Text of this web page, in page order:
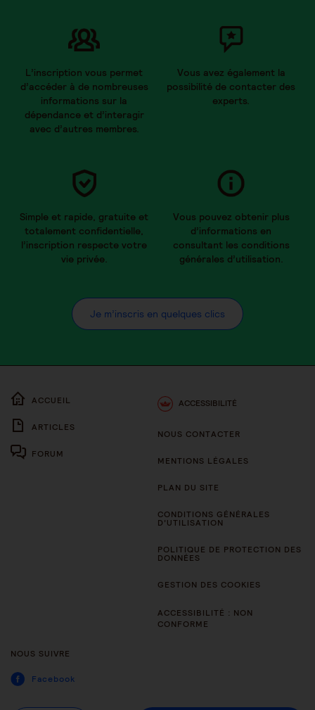
L’inscription vous permet
d’accéder à de nombreuses
informations sur la
dépendance et d’interagir
avec d’autres membres.
Vous avez également la
possibilité de contacter des
experts.
Simple et rapide, gratuite et
totalement confidentielle,
l’inscription respecte votre
vie privée.
Vous pouvez obtenir plus
d’informations en
consultant les conditions
générales d’utilisation.
Je m’inscris en quelques clics
ACCUEIL
ARTICLES
FORUM
ACCESSIBILITÉ
NOUS CONTACTER
MENTIONS LÉGALES
PLAN DU SITE
CONDITIONS GÉNÉRALES
D’UTILISATION
POLITIQUE DE PROTECTION DES
DONNÉES
GESTION DES COOKIES
ACCESSIBILITÉ : NON
CONFORME
NOUS SUIVRE
Facebook